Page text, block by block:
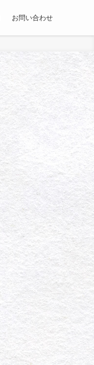
お問い合わせ